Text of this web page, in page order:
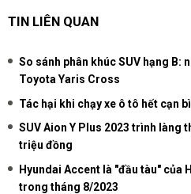
TIN LIÊN QUAN
So sánh phân khúc SUV hạng B:
Toyota Yaris Cross
Tác hại khi chạy xe ô tô hết cạn
SUV Aion Y Plus 2023 trình làng
triệu đồng
Hyundai Accent là "đầu tàu" của
trong tháng 8/2023